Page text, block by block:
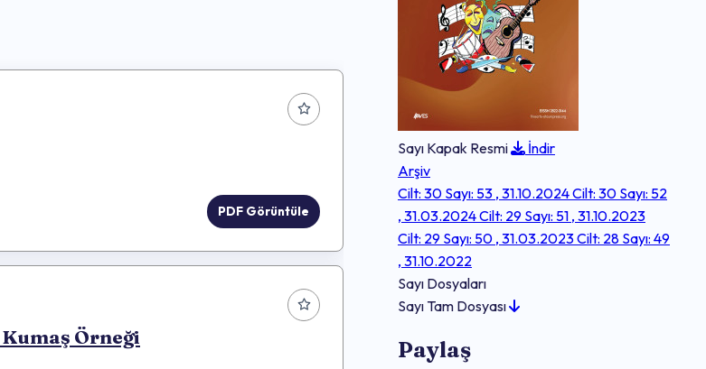
PDF Görüntüle
Örneği
Sayı Kapak Resmi
İndir
Arşiv
Cilt: 30 Sayı: 53 , 31.10.2024Cilt: 30 Sayı: 52
, 31.03.2024Cilt: 29 Sayı: 51 , 31.10.2023
Cilt: 29 Sayı: 50 , 31.03.2023Cilt: 28 Sayı: 49
, 31.10.2022
Sayı Dosyaları
Sayı Tam Dosyası
Paylaş